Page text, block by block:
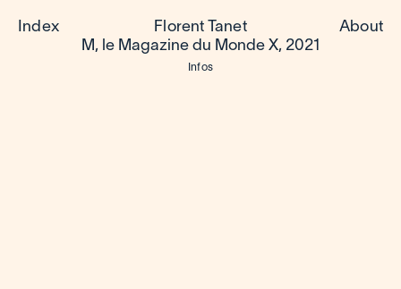
Index
Florent Tanet
M, le Magazine du Monde X, 2021
Infos
About